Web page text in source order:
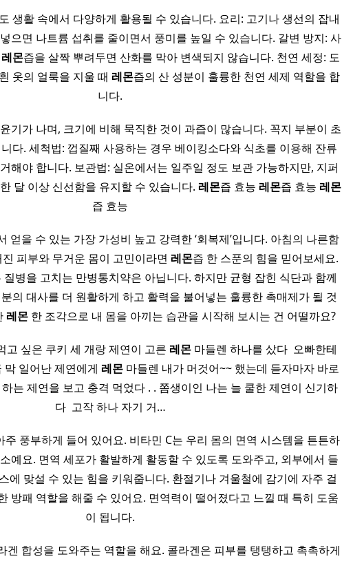
생활 속에서 다양하게 활용될 수 있습니다. 요리: 고기나 생선의 잡내
으면 나트륨 섭취를 줄이면서 풍미를 높일 수 있습니다. 갈변 방지: 사
레몬즙을 살짝 뿌려두면 산화를 막아 변색되지 않습니다. 천연 세정: 도
옷의 얼룩을 지울 때 레몬즙의 산 성분이 훌륭한 천연 세제 역할을 합
니다.
기가 나며, 크기에 비해 묵직한 것이 과즙이 많습니다. 꼭지 부분이 초
다. 세척법: 껍질째 사용하는 경우 베이킹소다와 식초를 이용해 잔류
해야 합니다. 보관법: 실온에서는 일주일 정도 보관 가능하지만, 지퍼
달 이상 신선함을 유지할 수 있습니다. 레몬즙 효능 레몬즙 효능 레몬
즙 효능
얻을 수 있는 가장 가성비 높고 강력한 ‘회복제’입니다. 아침의 나른함
피부와 무거운 몸이 고민이라면 레몬즙 한 스푼의 힘을 믿어보세요.
질병을 고치는 만병통치약은 아닙니다. 하지만 균형 잡힌 식단과 함께
의 대사를 더 원활하게 하고 활력을 불어넣는 훌륭한 촉매제가 될 것
레몬한 조각으로 내 몸을 아끼는 습관을 시작해 보시는 건 어떨까요?
고 싶은 쿠키 세 개랑 제연이 고른 레몬 마들렌 하나를 샀다 ​ 오빠한테
일어난 제연에게 레몬 마들렌 내가 머것어~~ 했는데 듣자마자 바로
는 제연을 보고 충격 먹었다 . . 쫌생이인 나는 늘 쿨한 제연이 신기하
다 ​ 고작 하나 자기 거…
주 풍부하게 들어 있어요. 비타민 C는 우리 몸의 면역 시스템을 튼튼하
예요. 면역 세포가 활발하게 활동할 수 있도록 도와주고, 외부에서 들
에 맞설 수 있는 힘을 키워줍니다. 환절기나 겨울철에 감기에 자주 걸
방패 역할을 해줄 수 있어요. 면역력이 떨어졌다고 느낄 때 특히 도움
이 됩니다.
겐 합성을 도와주는 역할을 해요. 콜라겐은 피부를 탱탱하고 촉촉하게